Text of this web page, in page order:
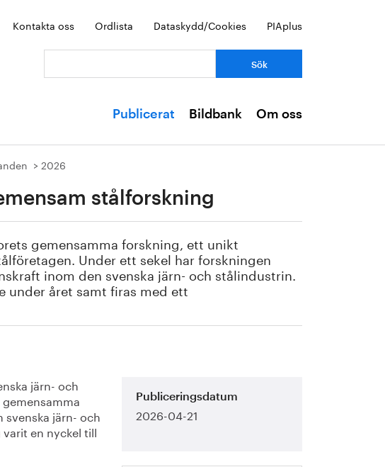
Kontakta oss Ordlista Dataskydd/Cookies PIAplus
Publicerat Bildbank Om oss
2026
stålforskning
gemensamma forskning, ett unikt
Under ett sekel har forskningen
inom den svenska järn- och stålindustrin.
under året samt firas med ett
järn- och
svenska järn- och
en nyckel till
Publiceringsdatum
2026-04-21